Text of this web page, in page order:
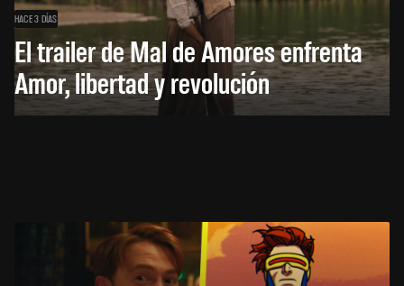
HACE 3 DÍAS
El trailer de Mal de Amores enfrenta
Amor, libertad y revolución